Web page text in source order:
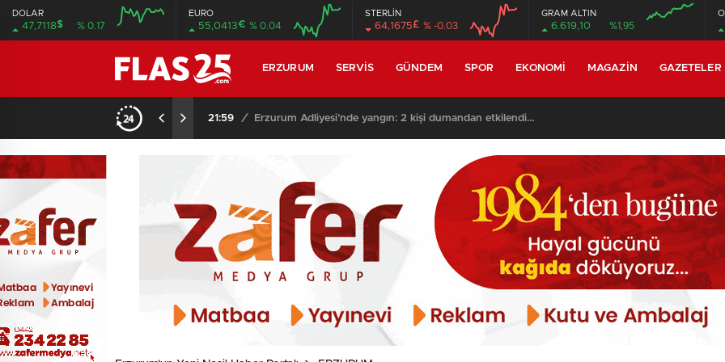
DOLAR
47,7118$ % 0.17
EURO
55,0413€ % 0.04
STERLİN
64,1675£ % -0.03
GRAM ALTIN
6.619,10 %1,95
ERZURUM SERVIS GÜNDEM SPOR EKONOMI MAGAZIN GAZETELER
21:59 / Erzurum Adliyesi’nde yangın: 2 kişi dumandan etkilendi…